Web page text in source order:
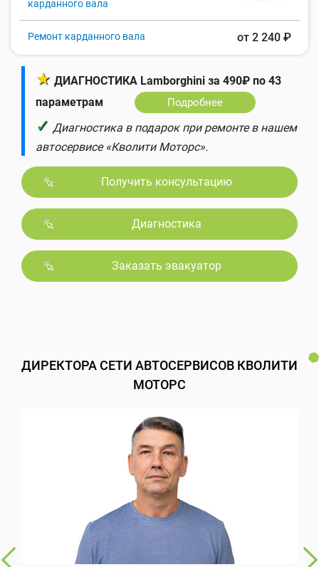
карданного вала
Ремонт карданного вала от 2 240 ₽
★ ДИАГНОСТИКА Lamborghini за 490₽ по 43
параметрам
Подробнее
✓ Диагностика в подарок при ремонте в нашем
автосервисе «Кволити Моторс».
Получить консультацию
Диагностика
Заказать эвакуатор
ДИРЕКТОРА СЕТИ АВТОСЕРВИСОВ КВОЛИТИ
МОТОРС